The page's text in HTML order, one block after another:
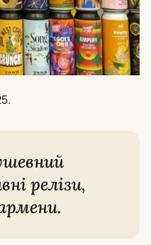
релізи,